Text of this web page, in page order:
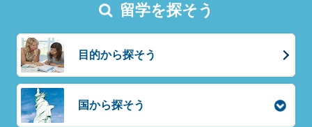
留学を探そう
目的から探そう
国から探そう